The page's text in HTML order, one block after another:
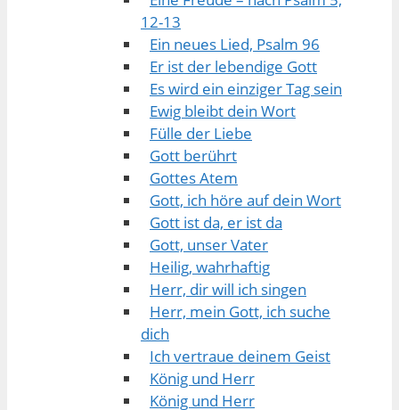
12-13
Ein neues Lied, Psalm 96
Er ist der lebendige Gott
Es wird ein einziger Tag sein
Ewig bleibt dein Wort
Fülle der Liebe
Gott berührt
Gottes Atem
Gott, ich höre auf dein Wort
Gott ist da, er ist da
Gott, unser Vater
Heilig, wahrhaftig
Herr, dir will ich singen
Herr, mein Gott, ich suche
dich
Ich vertraue deinem Geist
König und Herr
König und Herr